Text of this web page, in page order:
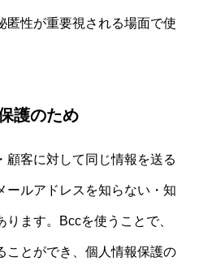
匿性が重要視される場面で使
護のため
顧客に対して同じ情報を送る
ールアドレスを知らない・知
ます。Bccを使うことで、
ことができ、個人情報保護の